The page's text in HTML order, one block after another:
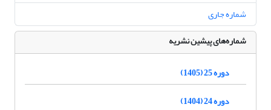
شماره جاری
شماره‌های پیشین نشریه
دوره 25 (1405)
دوره 24 (1404)